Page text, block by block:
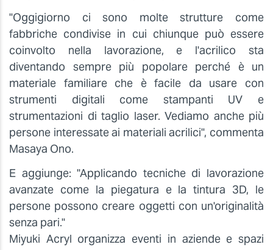
"Oggigiorno ci sono molte strutture come
fabbriche condivise in cui chiunque può essere
coinvolto nella lavorazione, e l'acrilico sta
diventando sempre più popolare perché è un
materiale familiare che è facile da usare con
strumenti digitali come stampanti UV e
strumentazioni di taglio laser. Vediamo anche più
persone interessate ai materiali acrilici", commenta
Masaya Ono.
E aggiunge: "Applicando tecniche di lavorazione
avanzate come la piegatura e la tintura 3D, le
persone possono creare oggetti con un'originalità
senza pari."
Miyuki Acryl organizza eventi in aziende e spazi